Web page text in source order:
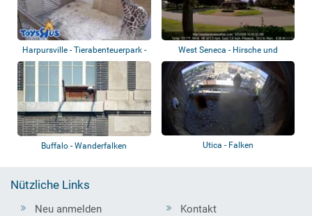
Harpursville - Tierabenteuerpark -
Giraf...
West Seneca - Hirsche und
Eichhörnchen
Buffalo - Wanderfalken Utica - Falken
Nützliche Links
Neu anmelden
Kontakt